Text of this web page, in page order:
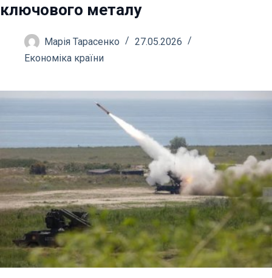
ключового металу
Марія Тарасенко
27.05.2026
Економіка країни